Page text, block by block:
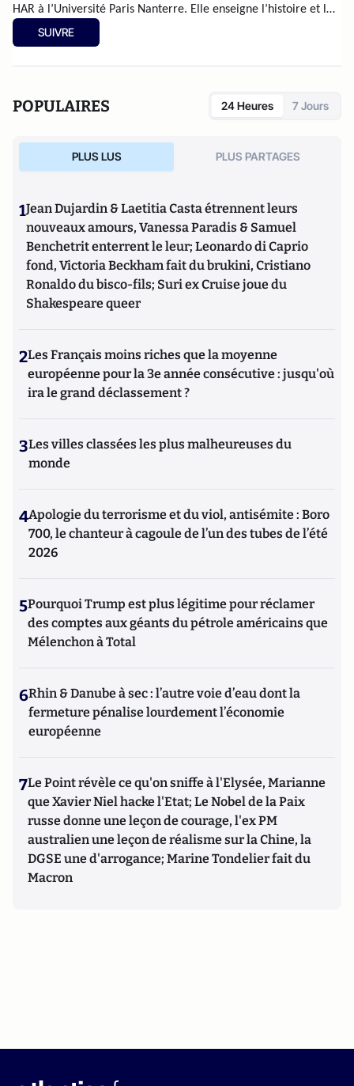
HAR à l’Université Paris Nanterre. Elle enseigne l’histoire et la
géographie au CNED et est l’autrice d’articles et d’un essai.
SUIVRE
POPULAIRES 24 Heures 7 Jours
PLUS LUS PLUS PARTAGES
1Jean Dujardin & Laetitia Casta étrennent leurs
nouveaux amours, Vanessa Paradis & Samuel
Benchetrit enterrent le leur; Leonardo di Caprio
fond, Victoria Beckham fait du brukini, Cristiano
Ronaldo du bisco-fils; Suri ex Cruise joue du
Shakespeare queer
2Les Français moins riches que la moyenne
européenne pour la 3e année consécutive : jusqu'où
ira le grand déclassement ?
3Les villes classées les plus malheureuses du
monde
4Apologie du terrorisme et du viol, antisémite : Boro
700, le chanteur à cagoule de l’un des tubes de l’été
2026
5Pourquoi Trump est plus légitime pour réclamer
des comptes aux géants du pétrole américains que
Mélenchon à Total
6Rhin & Danube à sec : l’autre voie d’eau dont la
fermeture pénalise lourdement l’économie
européenne
7Le Point révèle ce qu'on sniffe à l'Elysée, Marianne
que Xavier Niel hacke l'Etat; Le Nobel de la Paix
russe donne une leçon de courage, l'ex PM
australien une leçon de réalisme sur la Chine, la
DGSE une d'arrogance; Marine Tondelier fait du
Macron